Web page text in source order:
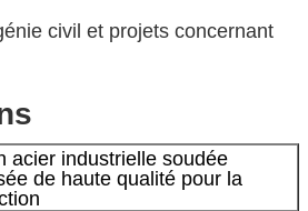
civil et projets concernant
acier industrielle soudée
de haute qualité pour la